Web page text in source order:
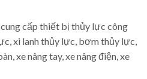
cấp thiết bị thủy lực công
xi lanh thủy lực, bơm thủy lực,
xe nâng tay, xe nâng điện, xe